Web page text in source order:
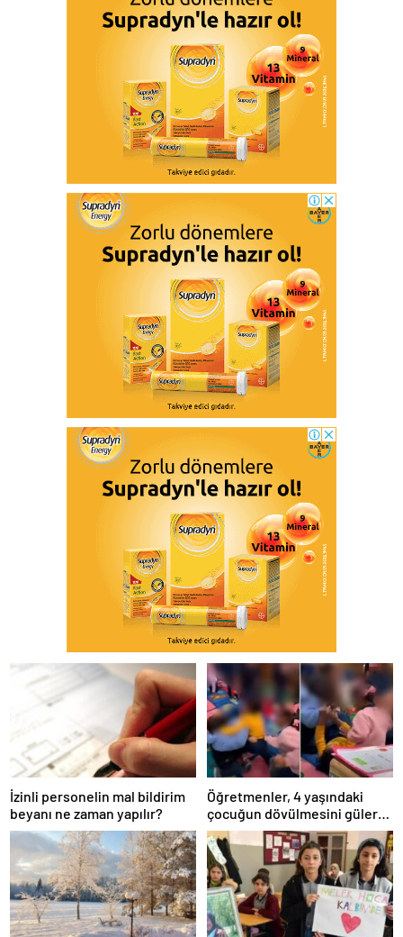
İzinli personelin mal bildirim
beyanı ne zaman yapılır?
Öğretmenler, 4 yaşındaki
çocuğun dövülmesini gülerek
izledi